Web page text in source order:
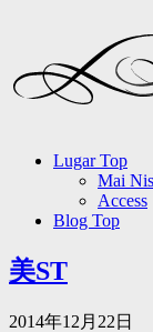
Lugar Top
Mai
Access
Blog Top
美ST
2014年12月22日